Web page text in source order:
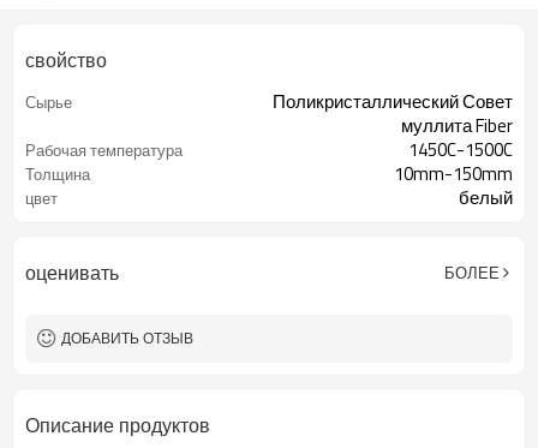
свойство
Сырье
Поликристаллический Совет
муллита Fiber
Рабочая температура 1450C-1500C
Толщина 10mm-150mm
цвет белый
оценивать БОЛЕЕ
ДОБАВИТЬ ОТЗЫВ
Описание продуктов